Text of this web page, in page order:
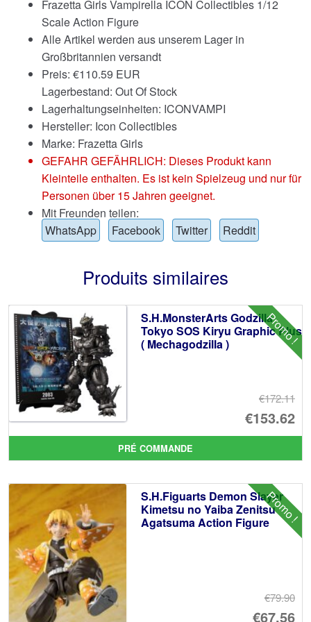
Frazetta Girls Vampirella ICON Collectibles 1/12
Scale Action Figure
Alle Artikel werden aus unserem Lager in
Großbritannien versandt
Preis: €110.59 EUR
Lagerbestand: Out Of Stock
Lagerhaltungseinheiten: ICONVAMPI
Hersteller: Icon Collectibles
Marke: Frazetta Girls
GEFAHR GEFÄHRLICH: Dieses Produkt kann
Kleinteile enthalten. Es ist kein Spielzeug und nur für
Personen über 15 Jahren geeignet.
Mit Freunden teilen:
WhatsApp
Facebook Twitter Reddit
Produits similaires
Promo !
S.H.MonsterArts Godzilla
Tokyo SOS Kiryu Graphic Plus
( Mechagodzilla )
€172.11
Le
€153.62
Le
PRÉ COMMANDE
Promo !
S.H.Figuarts Demon Slayer
Kimetsu no Yaiba Zenitsu
Agatsuma Action Figure
€79.90
Le
€67.56